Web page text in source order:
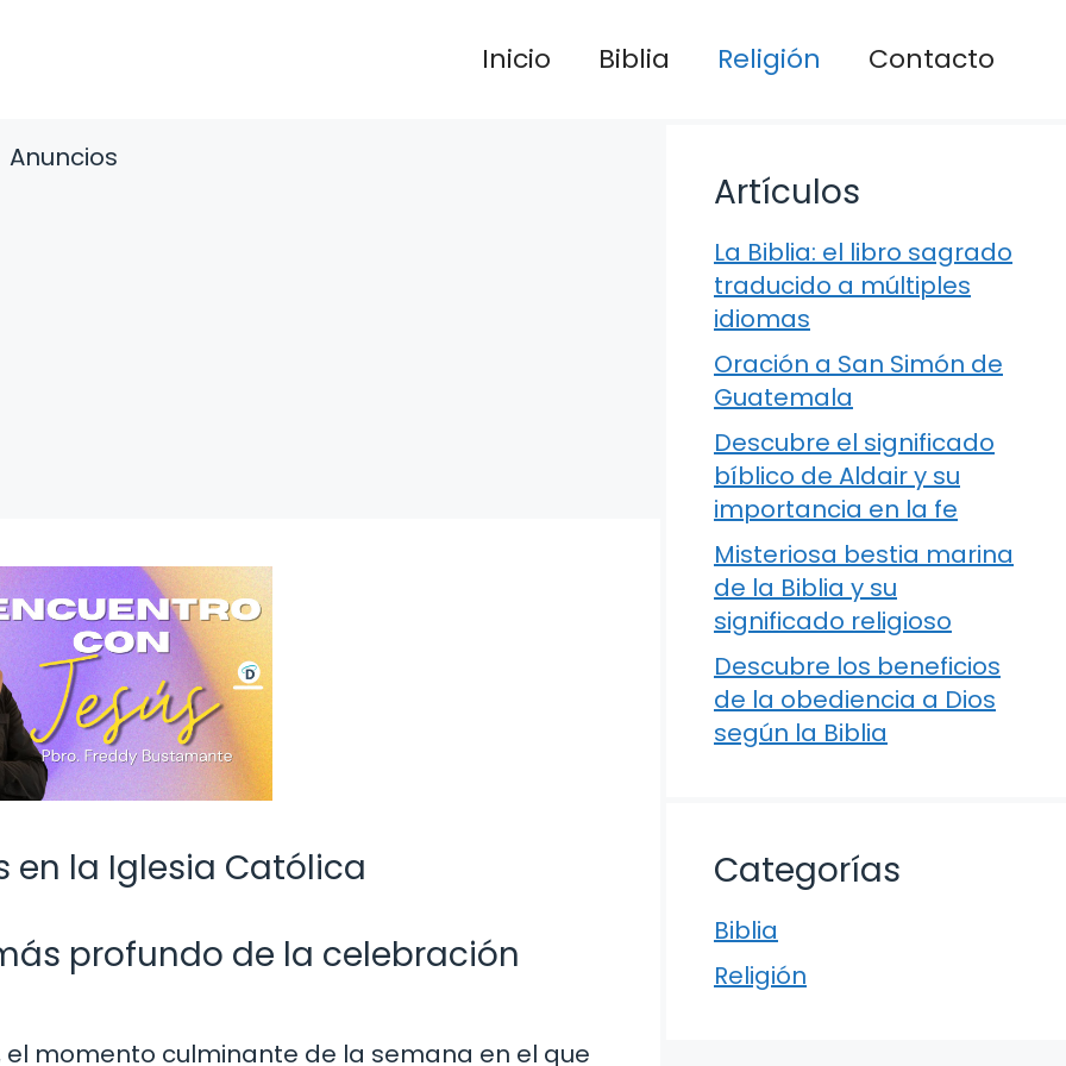
Inicio Biblia Religión Contacto
Anuncios
en la Iglesia Católica
profundo de la celebración
el momento culminante de la semana en el que
Artículos
La Biblia: el libro sagrado
traducido a múltiples
idiomas
Oración a San Simón de
Guatemala
Descubre el significado
bíblico de Aldair y su
importancia en la fe
Misteriosa bestia marina
de la Biblia y su
significado religioso
Descubre los beneficios
de la obediencia a Dios
según la Biblia
Categorías
Biblia
Religión